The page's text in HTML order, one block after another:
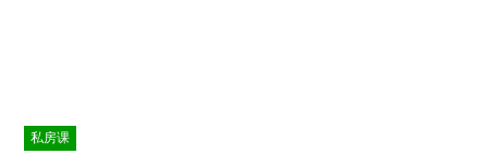
私房课